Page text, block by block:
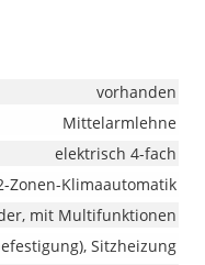
vorhanden
Mittelarmlehne
elektrisch 4-fach
Zonen-Klimaautomatik
mit Multifunktionen
Sitzheizung